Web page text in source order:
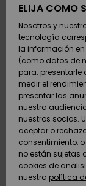
SURF
SNOW
DOBLE
PROMO
AYUDA &
CONTACTO
ELIJA CÓMO
Nosotros y
tecnología
la información
(como datos de
para:
medir el
presentar las
nuestra
nuestros socios.
aceptar o
consentimiento,
no están sujetas
cookies de
nuestra política